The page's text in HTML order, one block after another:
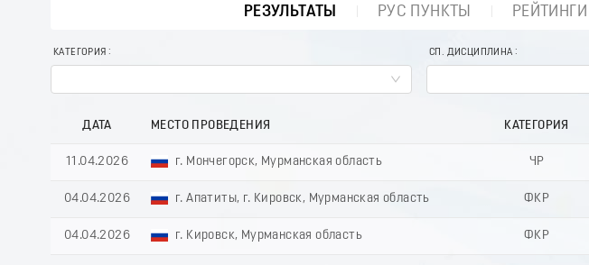
РЕЗУЛЬТАТЫ РУС ПУНКТЫ РЕЙТИНГИ
КАТЕГОРИЯ СП. ДИСЦИПЛИНА
ДАТА МЕСТО ПРОВЕДЕНИЯ КАТЕГОРИЯ
11.04.2026 г. Мончегорск, Мурманская область ЧР
04.04.2026 г. Апатиты, г. Кировск, Мурманская область ФКР
04.04.2026 г. Кировск, Мурманская область ФКР